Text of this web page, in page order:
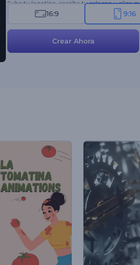
Sube tu logotipo, escribe tu eslogan y elige
de fondo para cautivar a tu audiencia desde el
primer segundo. ¡Pruébalo ahora!
16:9 9:16
Crear Ahora